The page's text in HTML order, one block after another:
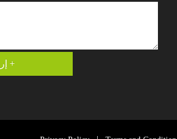
إرسال +